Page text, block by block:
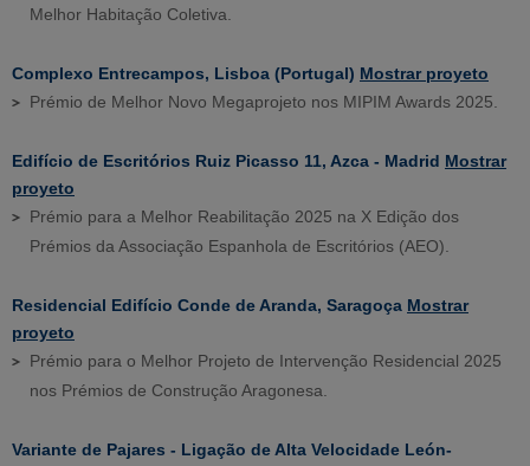
Melhor Habitação Coletiva.
Complexo Entrecampos, Lisboa (Portugal) Mostrar proyeto
Prémio de Melhor Novo Megaprojeto nos MIPIM Awards 2025.
Edifício de Escritórios Ruiz Picasso 11, Azca - Madrid Mostrar
proyeto
Prémio para a Melhor Reabilitação 2025 na X Edição dos
Prémios da Associação Espanhola de Escritórios (AEO).
Residencial Edifício Conde de Aranda, Saragoça Mostrar
proyeto
Prémio para o Melhor Projeto de Intervenção Residencial 2025
nos Prémios de Construção Aragonesa.
Variante de Pajares - Ligação de Alta Velocidade León-